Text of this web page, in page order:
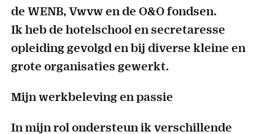
de WENB, Vwvw en de O&O fondsen.
Ik heb de hotelschool en secretaresse
opleiding gevolgd en bij diverse kleine en
grote organisaties gewerkt.
Mijn werkbeleving en passie
In mijn rol ondersteun ik verschillende